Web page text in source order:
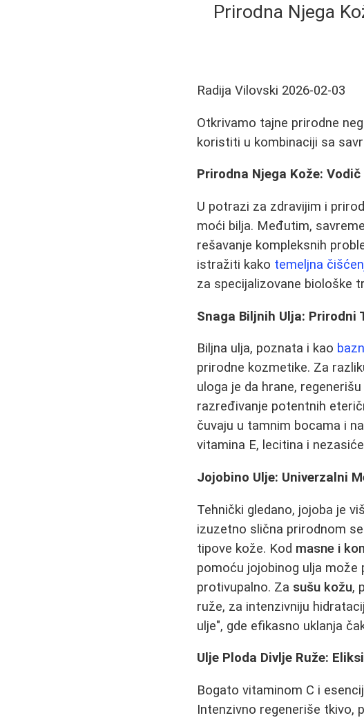
Prirodna Njega
Radija Vilovski 2026-02-03
Otkrivamo tajne prirodne
koristiti u kombinaciji sa
Prirodna Njega Kože:
U potrazi za zdravijim i
moći bilja. Međutim,
rešavanje kompleksnih
istražiti kako temeljna
za specijalizovane biološke
Snaga Biljnih Ulja: Prirodni
Biljna ulja, poznata i kao
prirodne kozmetike. Za
uloga je da hrane,
razređivanje potentnih
čuvaju u tamnim bocama i
vitamina E, lecitina i
Jojobino Ulje: Univerzalni
Tehnički gledano, jojoba je
izuzetno slična prirodnom
tipove kože. Kod masne i
pomoću jojobinog ulja može
protivupalno. Za sušu kožu,
ruže, za intenzivniju
ulje", gde efikasno uklanja
Ulje Ploda Divlje Ruže:
Bogato vitaminom C i
Intenzivno regeneriše tkivo,